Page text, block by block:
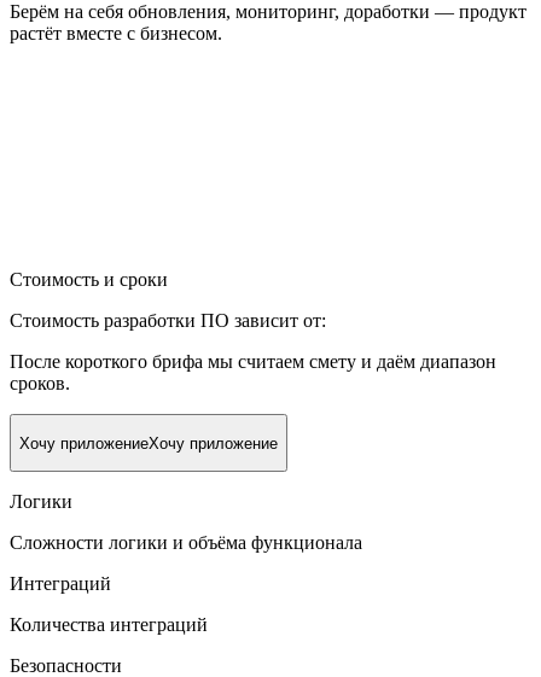
Берём на себя обновления, мониторинг, доработки — продукт
растёт вместе с бизнесом.
Стоимость и сроки
Стоимость разработки ПО зависит от:
После короткого брифа мы считаем смету и даём диапазон
сроков.
Хочу приложениеХочу приложение
Логики
Сложности логики и объёма функционала
Интеграций
Количества интеграций
Безопасности